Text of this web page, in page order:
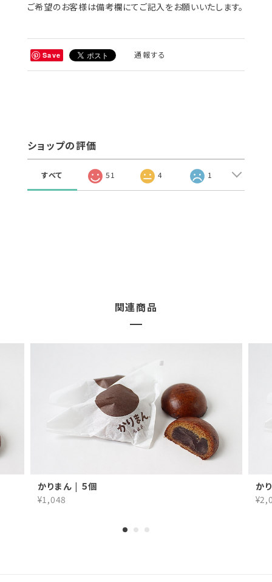
ご希望のお客様は備考欄にてご記入をお願いいたします。
Save 通報する
ショップの評価
すべて 51 4 1
関連商品
かりまん | ５個
¥1,048
か